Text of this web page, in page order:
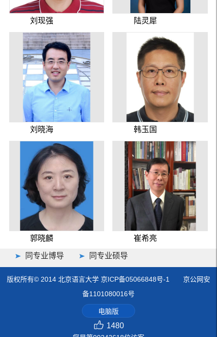
刘现强 陆灵犀
刘晓海 韩玉国
郭晓麟 崔希亮
同专业博导 同专业硕导
版权所有© 2014 北京语言大学 京ICP备05066848号-1 京公网安
备1101080016号
电脑版
1480